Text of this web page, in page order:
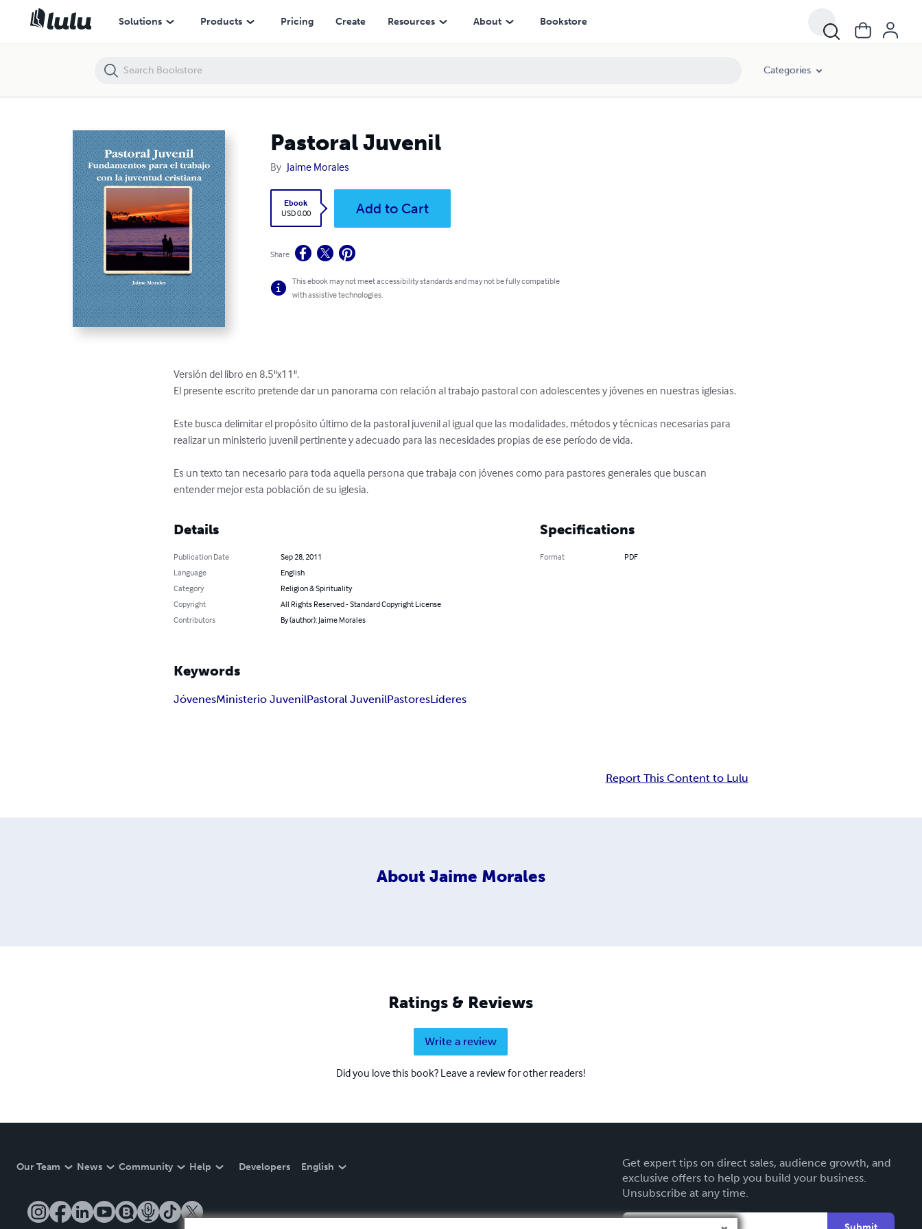
Solutions Products Pricing Create Resources About Bookstore
Categories
Pastoral Juvenil
By Jaime Morales
Ebook
USD 0.00
Add to Cart
Share
This ebook may not meet accessibility standards and may not be fully compatible
with assistive technologies.
Versión del libro en 8.5"x11".
El presente escrito pretende dar un panorama con relación al trabajo pastoral con adolescentes y jóvenes en nuestras iglesias.
Este busca delimitar el propósito último de la pastoral juvenil al igual que las modalidades, métodos y técnicas necesarias para
realizar un ministerio juvenil pertinente y adecuado para las necesidades propias de ese período de vida.
Es un texto tan necesario para toda aquella persona que trabaja con jóvenes como para pastores generales que buscan
entender mejor esta población de su iglesia.
Details
Publication Date
Sep 28, 2011
Language
English
Category
Religion & Spirituality
Copyright
All Rights Reserved - Standard Copyright License
Contributors
By (author): Jaime Morales
Specifications
Format PDF
Keywords
JóvenesMinisterio JuvenilPastoral JuvenilPastoresLíderes
Report This Content to Lulu
About Jaime Morales
Ratings & Reviews
Write a review
Did you love this book? Leave a review for other readers!
Our Team News Community Help Developers English
Get expert tips on direct sales, audience growth, and
exclusive offers to help you build your business.
Unsubscribe at any time.
Pastoral Juvenil